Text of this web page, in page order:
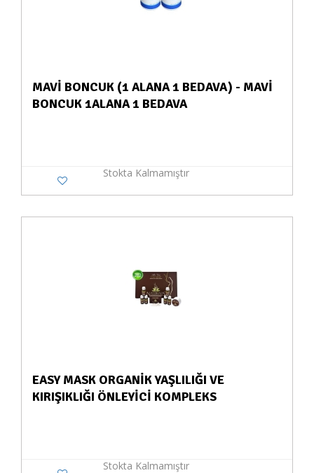
MAVİ BONCUK (1 ALANA 1 BEDAVA) - MAVİ
BONCUK 1ALANA 1 BEDAVA
Stokta Kalmamıştır
EASY MASK ORGANİK YAŞLILIĞI VE
KIRIŞIKLIĞI ÖNLEYİCİ KOMPLEKS
Stokta Kalmamıştır